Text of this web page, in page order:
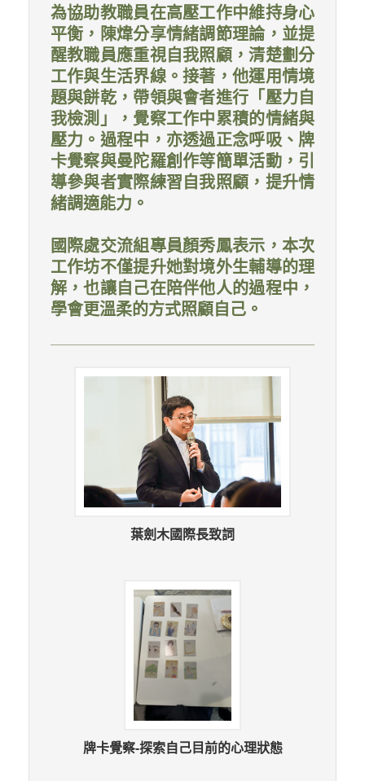
為協助教職員在高壓工作中維持身心
平衡，陳煒分享情緒調節理論，並提
醒教職員應重視自我照顧，清楚劃分
工作與生活界線。接著，他運用情境
題與餅乾，帶領與會者進行「壓力自
我檢測」，覺察工作中累積的情緒與
壓力。過程中，亦透過正念呼吸、牌
卡覺察與曼陀羅創作等簡單活動，引
導參與者實際練習自我照顧，提升情
緒調適能力。
國際處交流組專員顏秀鳳表示，本次
工作坊不僅提升她對境外生輔導的理
解，也讓自己在陪伴他人的過程中，
學會更溫柔的方式照顧自己。
葉劍木國際長致詞
牌卡覺察-探索自己目前的心理狀態